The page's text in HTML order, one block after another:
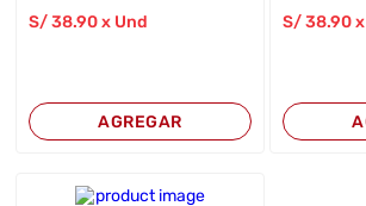
S/38.90 x Und
AGREGAR
S/38.90